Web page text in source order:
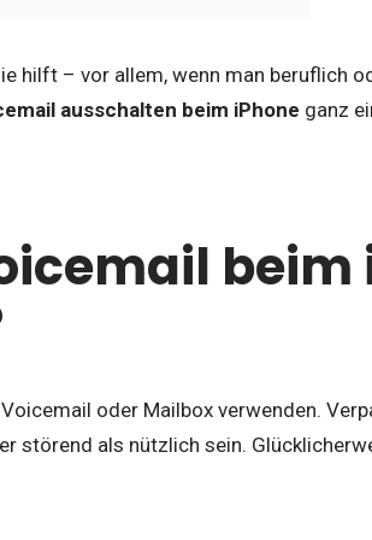
hilft – vor allem, wenn man beruflich
ausschalten beim iPhone ganz
beim
oder Mailbox verwenden.
störend als nützlich sein.